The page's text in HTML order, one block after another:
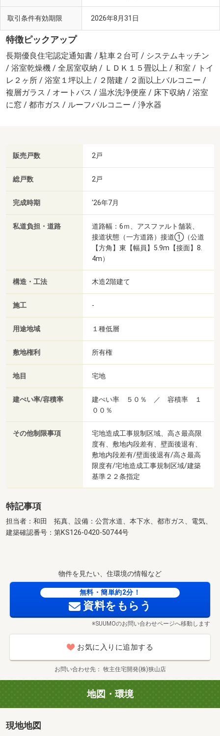
取引条件有効期限 2026年8月31日
特徴ピックアップ
長期優良住宅認定通知書 / 駐車２台可 / システムキッチン
/ 浴室乾燥機 / 全居室収納 / ＬＤＫ１５畳以上 / 和室 / トイ
レ２ヶ所 / 浴室１坪以上 / ２階建 / ２面以上バルコニー /
複層ガラス / オートバス / 温水洗浄便座 / 床下収納 / 浴室
に窓 / 都市ガス / ルーフバルコニー / 浄水器
販売戸数 2戸
総戸数 2戸
完成時期 '26年7月
私道負担・道路
道路幅：6ｍ、アスファルト舗装、
接道状態（一方道路）接道①（公道
【方角】東【幅員】5.9m【接面】8.
4m）
構造・工法 木造2階建て
施工 -
用途地域 １種低層
敷地権利 所有権
地目 宅地
建ぺい率/容積率
建ぺい率 ５０％ ／ 容積率 １
００％
その他制限事項
宅地造成工事規制区域、高さ最高限
度有、敷地内段差有、壁面後退有、
敷地内段差有/壁面後退有/高さ最高
限度有/宅地造成工事規制区域/建築
基準２２条指定
特記事項
担当者：和田 拓真、設備：公営水道、本下水、都市ガス、電気、
建築確認番号：第KS126-0420-50744号
物件を見たい、住環境の情報など
無料・簡単約2分！
資料をもらう
※SUUMOのお問い合わせページへ移動します
お気に入りに追加する
お問い合わせ先 牧主住宅開発(株)狭山店
地図・環境
現地地図